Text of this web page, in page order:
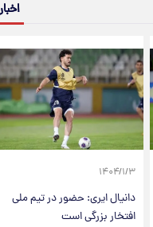
۱۴۰۴/۱/۳
دانیال ایری: حضور در تیم ملی
افتخار بزرگی است